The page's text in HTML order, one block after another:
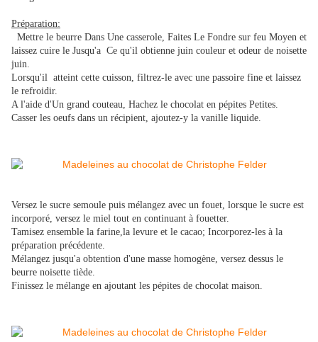
​Préparation:
Mettre le beurre Dans Une casserole, Faites Le Fondre sur feu Moyen et
laissez cuire le Jusqu'a Ce qu'il obtienne juin couleur et odeur de noisette
juin.
Lorsqu'il atteint cette cuisson, filtrez-le avec une passoire fine et laissez
le refroidir.
A l'aide d'Un grand couteau, Hachez le chocolat en pépites Petites.
Casser les oeufs dans un récipient, ajoutez-y la vanille liquide.
​Versez le sucre semoule puis mélangez avec un fouet, lorsque le sucre est
incorporé, versez le miel tout en continuant à fouetter.
​Tamisez ensemble la farine,la levure et le cacao; Incorporez-les à la
préparation précédente.
Mélangez jusqu'a obtention d'une masse homogène, versez dessus le
beurre noisette tiède.
​Finissez le mélange en ajoutant les pépites de chocolat maison.